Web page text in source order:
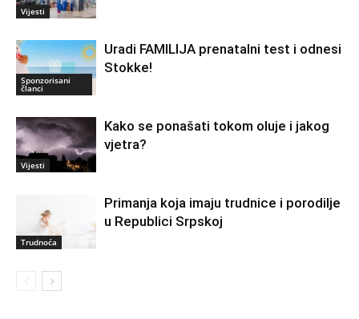
Vijesti
Sponzorisani
članci
Uradi FAMILIJA prenatalni test i odnesi
Stokke!
Vijesti
Kako se ponašati tokom oluje i jakog
vjetra?
Trudnoća
Primanja koja imaju trudnice i porodilje
u Republici Srpskoj